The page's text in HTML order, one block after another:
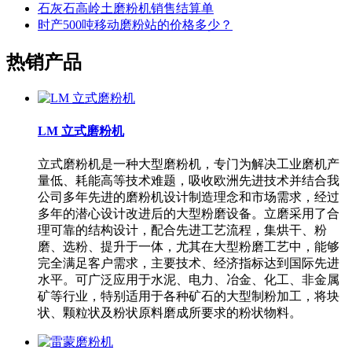
石灰石高岭土磨粉机销售结算单
时产500吨移动磨粉站的价格多少？
热销产品
LM 立式磨粉机
立式磨粉机是一种大型磨粉机，专门为解决工业磨机产
量低、耗能高等技术难题，吸收欧洲先进技术并结合我
公司多年先进的磨粉机设计制造理念和市场需求，经过
多年的潜心设计改进后的大型粉磨设备。立磨采用了合
理可靠的结构设计，配合先进工艺流程，集烘干、粉
磨、选粉、提升于一体，尤其在大型粉磨工艺中，能够
完全满足客户需求，主要技术、经济指标达到国际先进
水平。可广泛应用于水泥、电力、冶金、化工、非金属
矿等行业，特别适用于各种矿石的大型制粉加工，将块
状、颗粒状及粉状原料磨成所要求的粉状物料。